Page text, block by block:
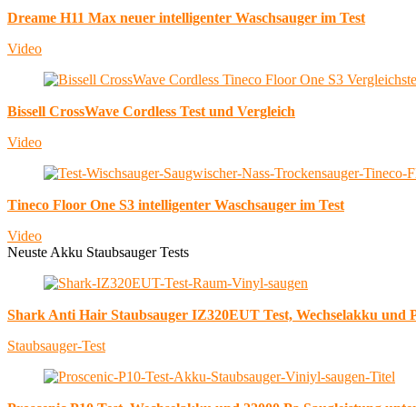
Dreame H11 Max neuer intelligenter Waschsauger im Test
Video
Bissell CrossWave Cordless Test und Vergleich
Video
Tineco Floor One S3 intelligenter Waschsauger im Test
Video
Neuste Akku Staubsauger Tests
Shark Anti Hair Staubsauger IZ320EUT Test, Wechselakku und
Staubsauger-Test